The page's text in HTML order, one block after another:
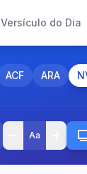
Versículo do Dia
ACF ARA
Aa